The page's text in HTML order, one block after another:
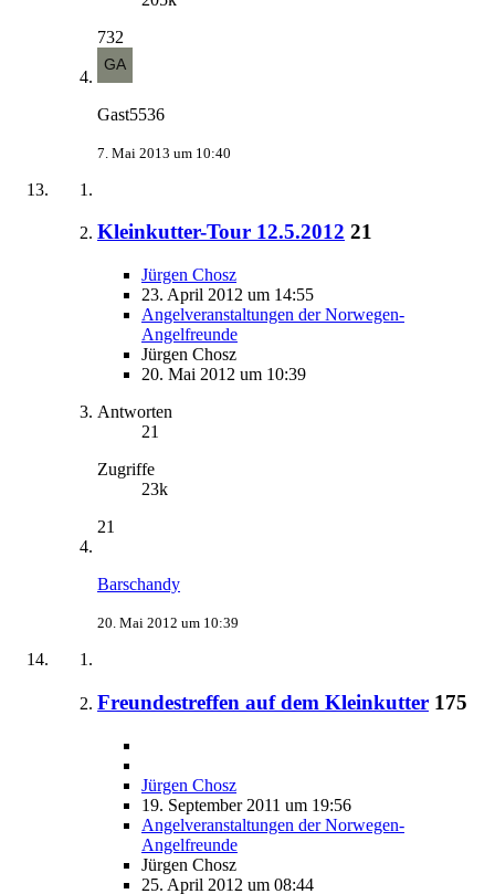
732
Gast5536
7. Mai 2013 um 10:40
Kleinkutter-Tour 12.5.2012 21
Jürgen Chosz
23. April 2012 um 14:55
Angelveranstaltungen der Norwegen-
Angelfreunde
Jürgen Chosz
20. Mai 2012 um 10:39
Antworten
21
Zugriffe
23k
21
Barschandy
20. Mai 2012 um 10:39
Freundestreffen auf dem Kleinkutter 175
Jürgen Chosz
19. September 2011 um 19:56
Angelveranstaltungen der Norwegen-
Angelfreunde
Jürgen Chosz
25. April 2012 um 08:44